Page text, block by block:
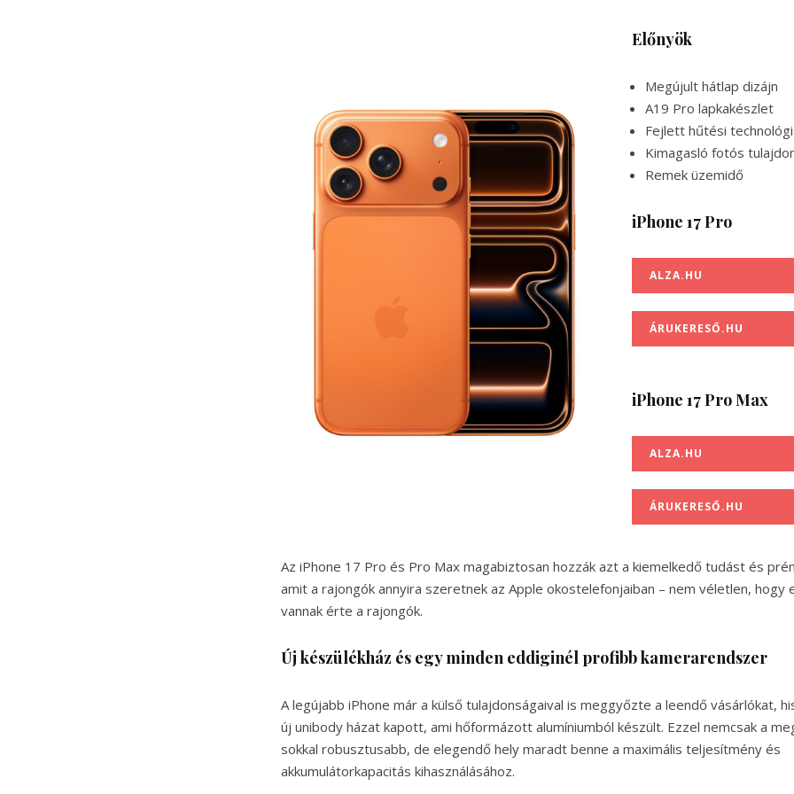
Előnyök
Megújult hátlap dizájn
A19 Pro lapkakészlet
Fejlett hűtési
Kimagasló fotós
Remek üzemidő
iPhone 17 Pro
ALZA.HU
ÁRUKERESŐ.HU
iPhone 17 Pro Max
ALZA.HU
ÁRUKERESŐ.HU
Az iPhone 17 Pro és Pro Max magabiztosan hozzák azt a kiemelkedő tudást és
amit a rajongók annyira szeretnek az Apple okostelefonjaiban – nem véletlen, hogy
vannak érte a rajongók.
Új készülékház és egy minden eddiginél profibb kamerarendszer
A legújabb iPhone már a külső tulajdonságaival is meggyőzte a leendő vásárlókat,
új unibody házat kapott, ami hőformázott alumíniumból készült. Ezzel nemcsak a
sokkal robusztusabb, de elegendő hely maradt benne a maximális teljesítmény és
akkumulátorkapacitás kihasználásához.